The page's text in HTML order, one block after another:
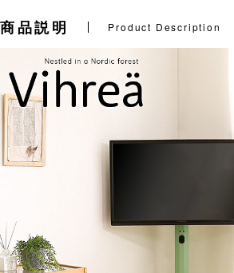
商品説明 Product Description